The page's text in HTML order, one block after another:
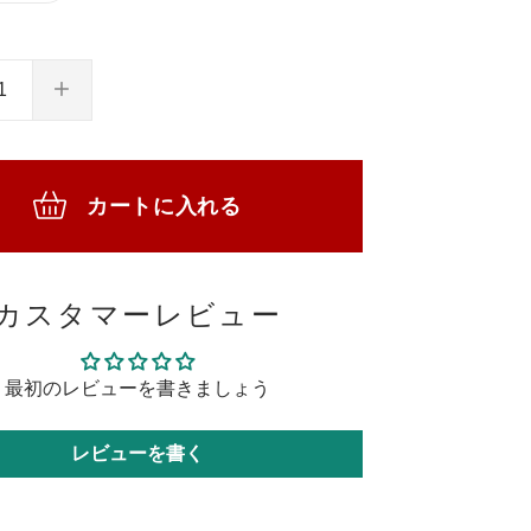
カートに入れる
スタマーレビュー
最初のレビューを書きましょう
レビューを書く